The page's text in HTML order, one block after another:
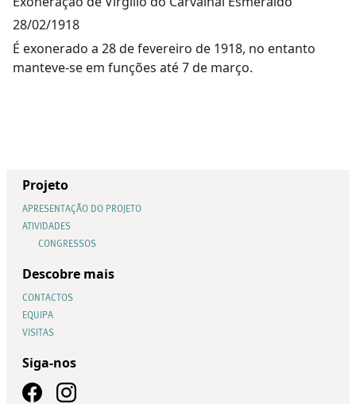
28/02/1918
É exonerado a 28 de fevereiro de 1918, no entanto
manteve-se em funções até 7 de março.
Projeto
APRESENTAÇÃO DO PROJETO
ATIVIDADES
CONGRESSOS
Descobre mais
CONTACTOS
EQUIPA
VISITAS
Siga-nos